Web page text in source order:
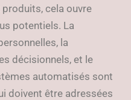
produits, cela ouvre
potentiels. La
la
décisionnels, et le
automatisés sont
doivent être adressées